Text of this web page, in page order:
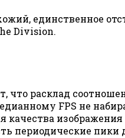
единственное
Division.
что расклад
FPS не
периодические